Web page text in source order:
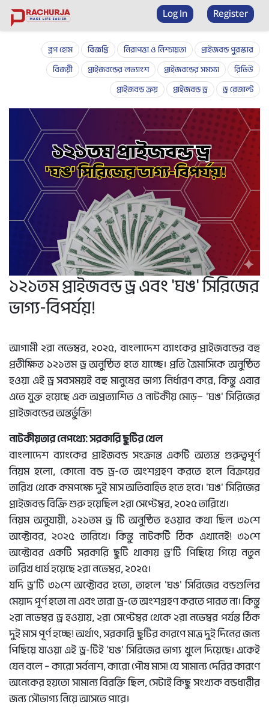
Log In Register
ব্লগ হোম বিজ্ঞপ্তি নিরাপত্তা ও নিশ্চায়তা
প্রাইজবন্ড পুরস্কার
বিজয়ী
প্রাইজবন্ডের লভ্যাংশ প্রাইজবন্ডের সমস্যা
রিভিউ
প্রাইজবন্ড ক্রয়
প্রাইজবন্ড ড্র ড্র রেজাল্ট
১২১তম প্রাইজবন্ড ড্র এবং 'ঘঙ' সিরিজের
ভাগ্য-বিপর্যয়!
আগামী ২রা নভেম্বর, ২০২৫, বাংলাদেশ ব্যাংকের প্রাইজবন্ডের বহু
প্রতীক্ষিত ১২১তম ড্র অনুষ্ঠিত হতে যাচ্ছে। প্রতি ত্রৈমাসিকে অনুষ্ঠিত
হওয়া এই ড্র সবসময়ই বহু মানুষের ভাগ্য নির্ধারণ করে, কিন্তু এবার
এতে যুক্ত হয়েছে এক অপ্রত্যাশিত ও নাটকীয় মোড়— 'ঘঙ' সিরিজের
প্রাইজবন্ডের অন্তর্ভুক্তি!
নাটকীয়তার নেপথ্যে: সরকারি ছুটির খেল
বাংলাদেশ ব্যাংকের প্রাইজবন্ড সংক্রান্ত একটি অত্যন্ত গুরুত্বপূর্ণ
নিয়ম হলো, কোনো বন্ড ড্র-তে অংশগ্রহণ করতে হলে বিক্রয়ের
তারিখ থেকে কমপক্ষে দুই মাস অতিবাহিত হতে হবে। 'ঘঙ' সিরিজের
প্রাইজবন্ড বিক্রি শুরু হয়েছিল ২রা সেপ্টেম্বর, ২০২৫ তারিখে।
নিয়ম অনুযায়ী, ১২১তম ড্র টি অনুষ্ঠিত হওয়ার কথা ছিল ৩১শে
অক্টোবর, ২০২৫ তারিখে। কিন্তু নাটকটি ঠিক এখানেই! ৩১শে
অক্টোবর একটি সরকারি ছুটি থাকায় ড্র'টি পিছিয়ে গিয়ে নতুন
তারিখ ধার্য হয়েছে ২রা নভেম্বর, ২০২৫।
যদি ড্র'টি ৩১শে অক্টোবর হতো, তাহলে 'ঘঙ' সিরিজের বন্ডগুলির
মেয়াদ পূর্ণ হতো না এবং তারা ড্র-তে অংশগ্রহণ করতে পারত না। কিন্তু
২রা নভেম্বর ড্র হওয়ায়, ২রা সেপ্টেম্বর থেকে ২রা নভেম্বর পর্যন্ত ঠিক
দুই মাস পূর্ণ হচ্ছে! অর্থাৎ, সরকারি ছুটির কারণে মাত্র দুই দিনের জন্য
পিছিয়ে যাওয়া এই ড্র-টিই 'ঘঙ' সিরিজের ভাগ্য খুলে দিয়েছে। একেই
যেন বলে – কারো সর্বনাশ, কারো পৌষ মাস! যে সামান্য দেরির কারণে
অনেকের হয়তো সামান্য বিরক্তি ছিল, সেটাই কিছু সংখ্যক বন্ডধারীর
জন্য সৌভাগ্য নিয়ে আসতে পারে।